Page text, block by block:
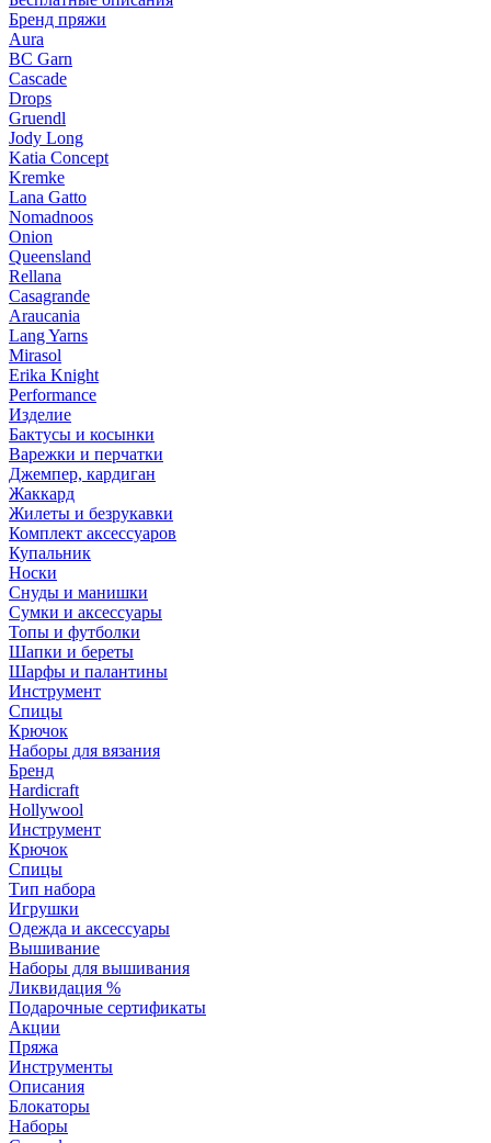
Бренд пряжи
Aura
BC Garn
Cascade
Drops
Gruendl
Jody Long
Katia Concept
Kremke
Lana Gatto
Nomadnoos
Onion
Queensland
Rellana
Casagrande
Araucania
Lang Yarns
Mirasol
Erika Knight
Performance
Изделие
Бактусы и косынки
Варежки и перчатки
Джемпер, кардиган
Жаккард
Жилеты и безрукавки
Комплект аксессуаров
Купальник
Носки
Снуды и манишки
Сумки и аксессуары
Топы и футболки
Шапки и береты
Шарфы и палантины
Инструмент
Спицы
Крючок
Наборы для вязания
Бренд
Hardicraft
Hollywool
Инструмент
Крючок
Спицы
Тип набора
Игрушки
Одежда и аксессуары
Вышивание
Наборы для вышивания
Ликвидация %
Подарочные сертификаты
Акции
Пряжа
Инструменты
Описания
Блокаторы
Наборы